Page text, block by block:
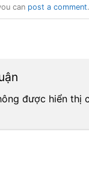
can post a comment.
được hiển thị